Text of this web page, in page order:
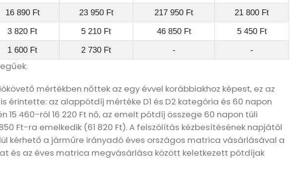
16 890 Ft 23 950 Ft 217 950 Ft
21 800 Ft
3 820 Ft 5 210 Ft 46 850 Ft
5 450 Ft
1 600 Ft 2 730 Ft - -
mértékben nőttek az egy évvel korábbiakhoz képest, ez az
érintette: az alappótdíj mértéke D1 és D2 kategória és 60 napon
15 460-ról 16 220 Ft nő, az emelt pótdíj összege 60 napon túli
Ft-ra emelkedik (61 820 Ft). A felszólítás kézbesítésének napjától
kérhető a járműre irányadó éves országos matrica vásárlásával a
és az éves matrica megvásárlása között keletkezett pótdíjak